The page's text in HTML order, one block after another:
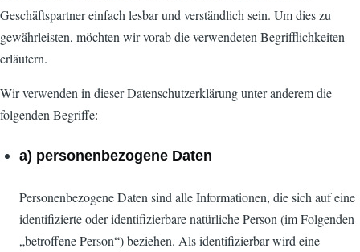
Geschäftspartner einfach lesbar und verständlich sein. Um dies zu
gewährleisten, möchten wir vorab die verwendeten Begrifflichkeiten
erläutern.
Wir verwenden in dieser Datenschutzerklärung unter anderem die
folgenden Begriffe:
a) personenbezogene Daten
Personenbezogene Daten sind alle Informationen, die sich auf eine
identifizierte oder identifizierbare natürliche Person (im Folgenden
„betroffene Person“) beziehen. Als identifizierbar wird eine